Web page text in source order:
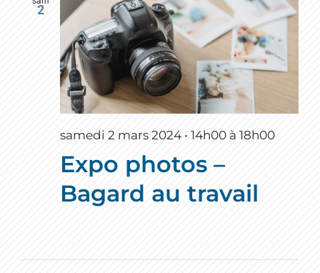
2
samedi 2 mars 2024 • 14h00 à18h00
Expo photos –
Bagard au travail